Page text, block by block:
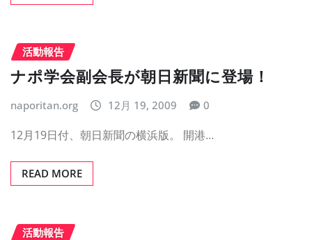
活動報告
ナポ学会副会長が朝日新聞に登場！
naporitan.org 12月 19, 2009 0
12月19日付、朝日新聞の横浜版。 開港…
READ MORE
活動報告